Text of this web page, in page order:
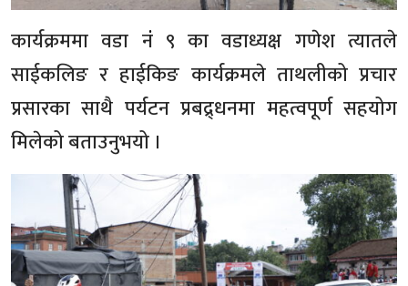
कार्यक्रममा वडा नंं ९ का वडाध्यक्ष गणेश त्यातले
साईकलिङ र हाईकिङ कार्यक्रमले ताथलीको प्रचार
प्रसारका साथै पर्यटन प्रबद्र्धनमा महत्वपूर्ण सहयोग
मिलेको बताउनुभयो ।